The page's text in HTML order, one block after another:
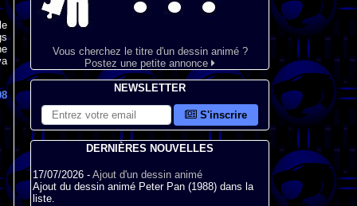
Vous cherchez le titre d'un dessin animé ?
Postez une petite annonce
NEWSLETTER
S'inscrire
DERNIÈRES NOUVELLES
17/07/2026 - Ajout d'un dessin animé
Ajout du dessin animé Peter Pan (1988) dans la
liste.